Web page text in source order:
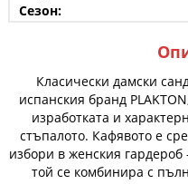
Сезон:
Класически дамски
испанския бранд
изработката и
стъпалото. Кафявото е
избори в женския
той се комбинира с